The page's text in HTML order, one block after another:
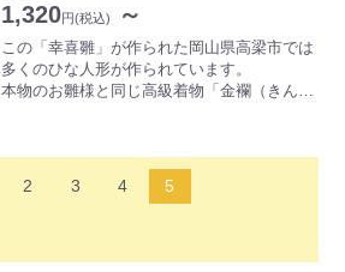
1,320円(税込) ～
この「幸喜雛」が作られた岡山県高梁市では
多くのひな人形が作られています。
本物のお雛様と同じ高級着物「金襴（きんら
完成品とご自身で作れる材料キットの2種類
がお選びいただけます。
2 3 4 5